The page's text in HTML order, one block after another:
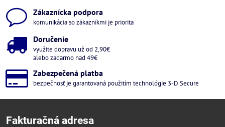
Zákaznícka podpora
komunikácia so zákazníkmi je priorita
Doručenie
využite dopravu už od 2,90€
alebo zadarmo nad 49€
Zabezpečená platba
bezpečnosť je garantovaná použitím technológie 3-D Secure
Fakturačná adresa